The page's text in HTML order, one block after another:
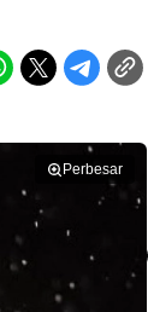
Perbesar